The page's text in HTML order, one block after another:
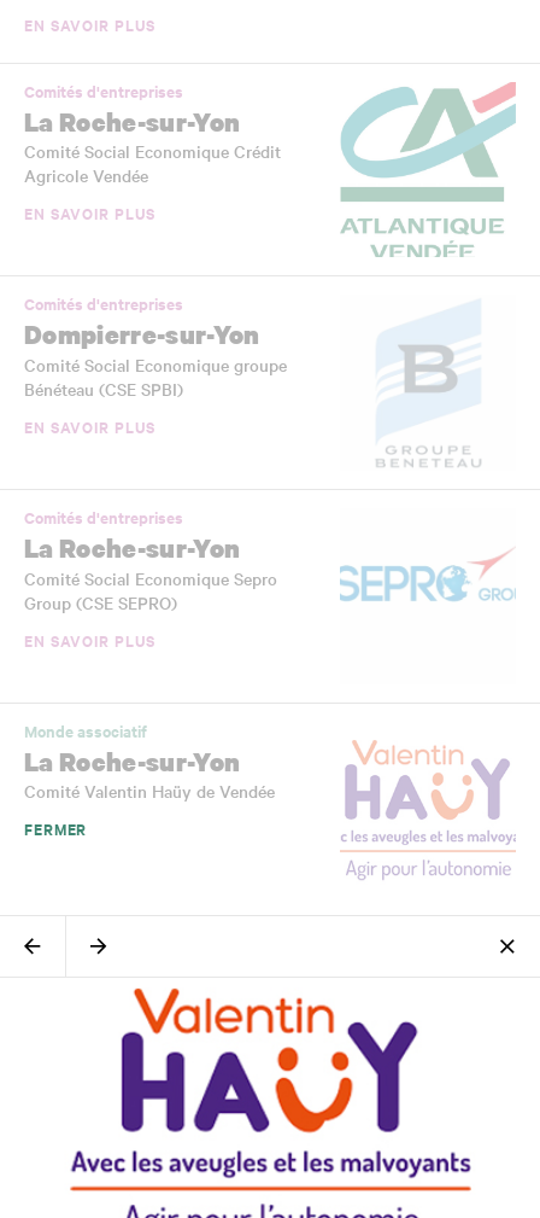
EN SAVOIR PLUS
Comités d'entreprises
La Roche-sur-Yon
Comité Social Economique Crédit
Agricole Vendée
EN SAVOIR PLUS
Comités d'entreprises
Dompierre-sur-Yon
Comité Social Economique groupe
Bénéteau (CSE SPBI)
EN SAVOIR PLUS
Comités d'entreprises
La Roche-sur-Yon
Comité Social Economique Sepro
Group (CSE SEPRO)
EN SAVOIR PLUS
Monde associatif
La Roche-sur-Yon
Comité Valentin Haüy de Vendée
FERMER